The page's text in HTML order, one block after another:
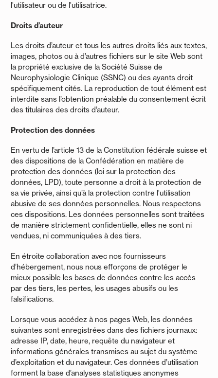
l'utilisateur ou de l'utilisatrice.
Droits d’auteur
Les droits d’auteur et tous les autres droits liés aux textes,
images, photos ou à d’autres fichiers sur le site Web sont
la propriété exclusive de la Société Suisse de
Neurophysiologie Clinique (SSNC) ou des ayants droit
spécifiquement cités. La reproduction de tout élément est
interdite sans l’obtention préalable du consentement écrit
des titulaires des droits d’auteur.
Protection des données
En vertu de l’article 13 de la Constitution fédérale suisse et
des dispositions de la Confédération en matière de
protection des données (loi sur la protection des
données, LPD), toute personne a droit à la protection de
sa vie privée, ainsi qu’à la protection contre l'utilisation
abusive de ses données personnelles. Nous respectons
ces dispositions. Les données personnelles sont traitées
de manière strictement confidentielle, elles ne sont ni
vendues, ni communiquées à des tiers.
En étroite collaboration avec nos fournisseurs
d’hébergement, nous nous efforçons de protéger le
mieux possible les bases de données contre les accès
par des tiers, les pertes, les usages abusifs ou les
falsifications.
Lorsque vous accédez à nos pages Web, les données
suivantes sont enregistrées dans des fichiers journaux:
adresse IP, date, heure, requête du navigateur et
informations générales transmises au sujet du système
d’exploitation et du navigateur. Ces données d’utilisation
forment la base d’analyses statistiques anonymes